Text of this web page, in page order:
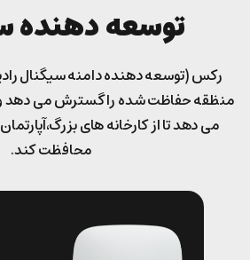
توسعه دهنده
رکس (توسعه دهنده دامنه سیگنال
منظقه حفاظت شده را گسترش می دهد و
می دهد تا از کارخانه های
محافظت کند.